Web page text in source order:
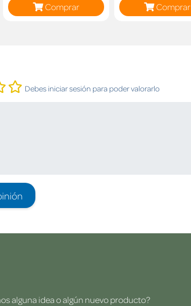
Comprar Comprar
Debes iniciar sesión para poder valorarlo
alguna idea o algún nuevo producto?